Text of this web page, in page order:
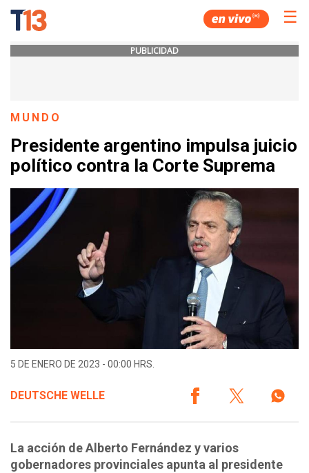
☰
PUBLICIDAD
MUNDO
Presidente argentino impulsa juicio
político contra la Corte Suprema
5 DE ENERO DE 2023 - 00:00 HRS.
DEUTSCHE WELLE
La acción de Alberto Fernández y varios
gobernadores provinciales apunta al presidente